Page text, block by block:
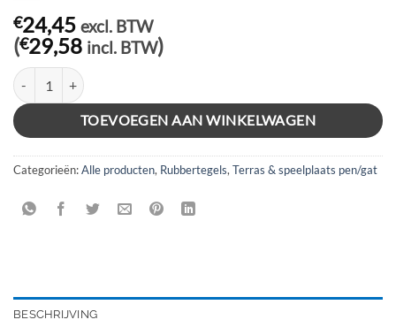
€24,45 excl. BTW
(€29,58 incl. BTW)
T/PG 50x50x10 cm – Grijs aantal
TOEVOEGEN AAN WINKELWAGEN
Categorieën:Alle producten, Rubbertegels,Terras & speelplaats pen/gat
BESCHRIJVING